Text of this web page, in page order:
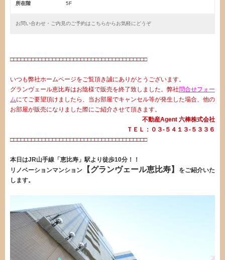
所在階 5F
お問い合わせ・ご内見のご予約はこちらからお気軽にどうぞ
□□□□□□□□□□□□□□□□□□□□□□□□□□□□□□□□□□□□□□□
いつも弊社ホームページをご覧頂き誠にありがとうございます。
グランヴェール恵比寿はお陰様で販売を終了致しました。弊社問合せフォー
ムにてご要望頂けましたら、当お部屋でキャンセル等が発生した場合、他の
お部屋が販売になりました際にご紹介させて頂きます。
不動産Agent 六棒株式会社
ＴＥＬ：０３‐５４１３‐５３３６
□□□□□□□□□□□□□□□□□□□□□□□□□□□□□□□□□□□□□□□
本日はJR山手線「恵比寿」駅より徒歩10分！！
リノベーションマンション
【グランヴェール恵比寿】
をご紹介いた
します。